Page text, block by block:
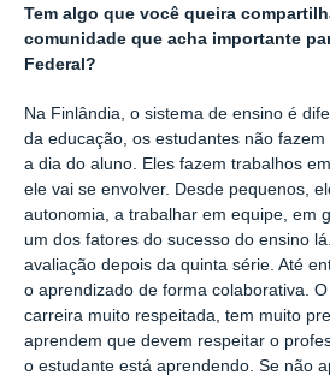
Tem algo que você queira
comunidade que acha importante
Federal?
Na Finlândia, o sistema de ensino é
da educação, os estudantes não
a dia do aluno. Eles fazem trabalhos
ele vai se envolver. Desde pequenos,
autonomia, a trabalhar em equipe, em
um dos fatores do sucesso do ensino
avaliação depois da quinta série. Até
o aprendizado de forma colaborativa.
carreira muito respeitada, tem muito
aprendem que devem respeitar o
o estudante está aprendendo. Se não